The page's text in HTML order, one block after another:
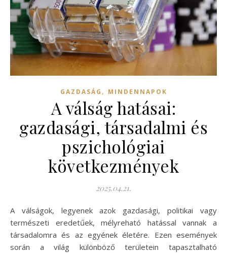
GAZDASÁG , MINDENNAPOK
A válság hatásai:
gazdasági, társadalmi és
pszichológiai
következmények
2025.04.21.
A válságok, legyenek azok gazdasági, politikai vagy
természeti eredetűek, mélyreható hatással vannak a
társadalomra és az egyének életére. Ezen események
során a világ különböző területein tapasztalható